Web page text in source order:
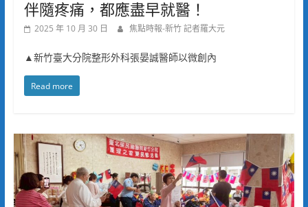
伴隨疼痛，都應盡早就醫！
2025 年 10 月 30 日 焦點時報-新竹 記者羅大元
▲新竹臺大分院整形外科張晏誠醫師以微創內
Read more